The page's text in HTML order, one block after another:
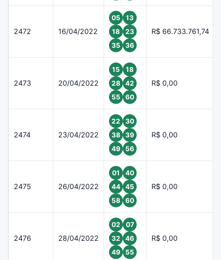
2472 16/04/2022
05
13
18
23
35
36
R$ 66.733.761,74
2473 20/04/2022
15
18
28
42
55
60
R$ 0,00
2474 23/04/2022
22
30
38
39
49
56
R$ 0,00
2475 26/04/2022
01
40
44
45
58
60
R$ 0,00
2476 28/04/2022
02
07
32
46
49
55
R$ 0,00